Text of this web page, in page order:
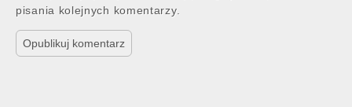
pisania kolejnych komentarzy.